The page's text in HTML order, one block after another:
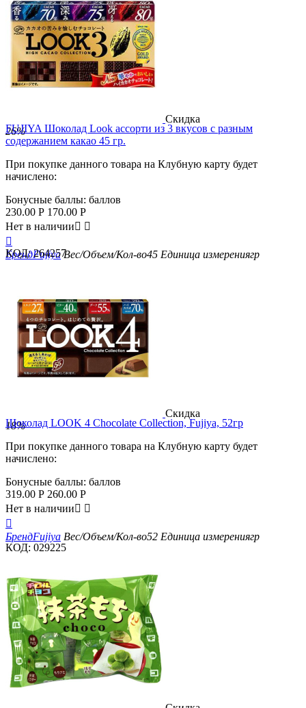
Скидка
26%
FUJIYA Шоколад Look ассорти из 3 вкусов с разным
содержанием какао 45 гр.
При покупке данного товара на Клубную карту будет
начислено:
Бонусные баллы: баллов
230.00 Р 170.00 Р
Нет в наличии 

БрендFujiya Вес/Объем/Кол-во45 Единица измерениягр
КОД: 264257
Скидка
18%
Шоколад LOOK 4 Chocolate Collection, Fujiya, 52гр
При покупке данного товара на Клубную карту будет
начислено:
Бонусные баллы: баллов
319.00 Р 260.00 Р
Нет в наличии 

БрендFujiya Вес/Объем/Кол-во52 Единица измерениягр
КОД: 029225